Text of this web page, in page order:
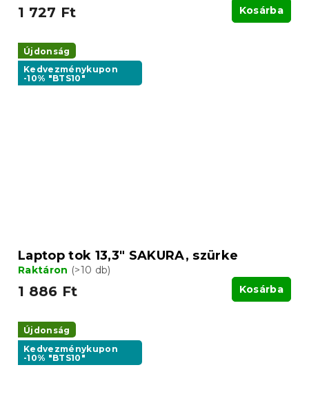
1 727 Ft Kosárba
Újdonság
Kedvezménykupon
-10% "BTS10"
Laptop tok 13,3" SAKURA, szürke
Raktáron (>10 db)
1 886 Ft Kosárba
Újdonság
Kedvezménykupon
-10% "BTS10"